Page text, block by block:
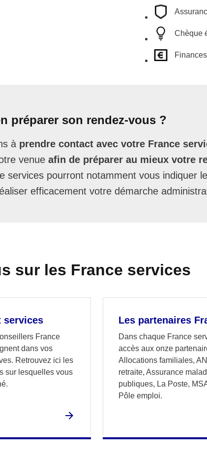
Chèque
préparer son rendez-vous ?
à prendre contact avec votre France
venue afin de préparer au mieux votre
services pourront notamment vous indiquer
efficacement votre démarche
sur les France services
services
France
dans vos
Retrouvez ici les
sur lesquelles vous
Les partenaires
Dans chaque France
accès aux onze
Allocations familiales,
retraite, Assurance
publiques, La Poste,
Pôle emploi.